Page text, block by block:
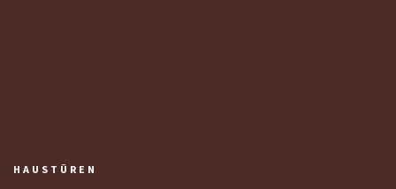
HAUSTÜREN